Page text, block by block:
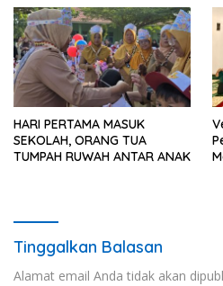
HARI PERTAMA MASUK
SEKOLAH, ORANG TUA
TUMPAH RUWAH ANTAR ANAK
Tinggalkan Balasan
Alamat email Anda tidak akan